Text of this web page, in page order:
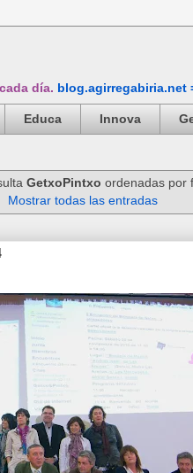
día. blog.agirregabiria.net
Educa Innova
GetxoPintxo ordenadas por
Mostrar todas las entradas